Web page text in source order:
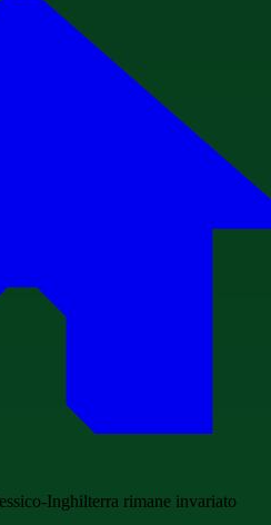
Inghilterra rimane invariato